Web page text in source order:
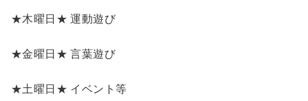
★木曜日★ 運動遊び
★金曜日★ 言葉遊び
★土曜日★ イベント等